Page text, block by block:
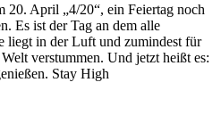
20. April „4/20“, ein Feiertag noch
Es ist der Tag an dem alle
liegt in der Luft und zumindest für
verstummen. Und jetzt heißt es:
Stay High